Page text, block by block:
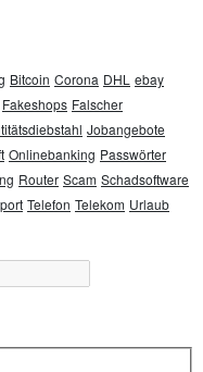
Bitcoin Corona DHL ebay
Fakeshops Falscher
Jobangebote
Onlinebanking Passwörter
Router Scam Schadsoftware
Telefon Telekom Urlaub